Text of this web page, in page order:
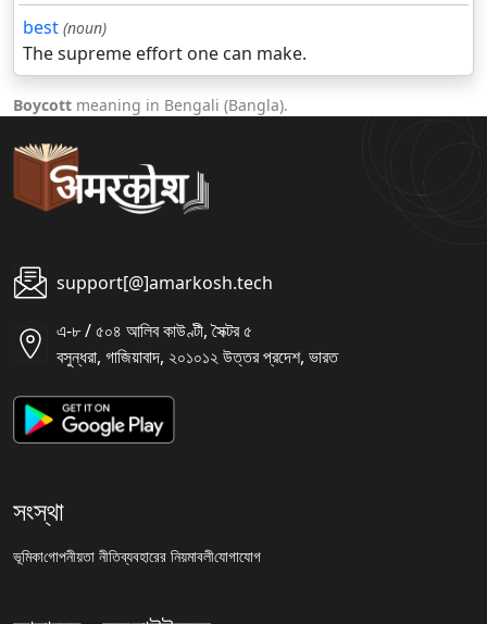
best (noun)
The supreme effort one can make.
Boycott meaning in Bengali (Bangla).
support[@]amarkosh.tech
এ-৮ / ৫০৪ আলিব কাউণ্টী, সৈক্টর ৫
বসুন্ধরা, গাজিয়াবাদ, ২০১০১২ উত্তর প্রদেশ, ভারত
সংস্থা
ভূমিকাগোপনীয়তা নীতিব্যবহারের নিয়মাবলীযোগাযোগ